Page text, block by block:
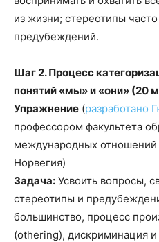
из жизни; стереотипы
предубеждений.
Шаг 2. Процесс
понятий «мы» и «они» (20
Упражнение (разработано
профессором факультета
международных отношений
Норвегия)
Задача: Усвоить вопросы,
стереотипы и
большинство, процесс
(othering), дискриминация и